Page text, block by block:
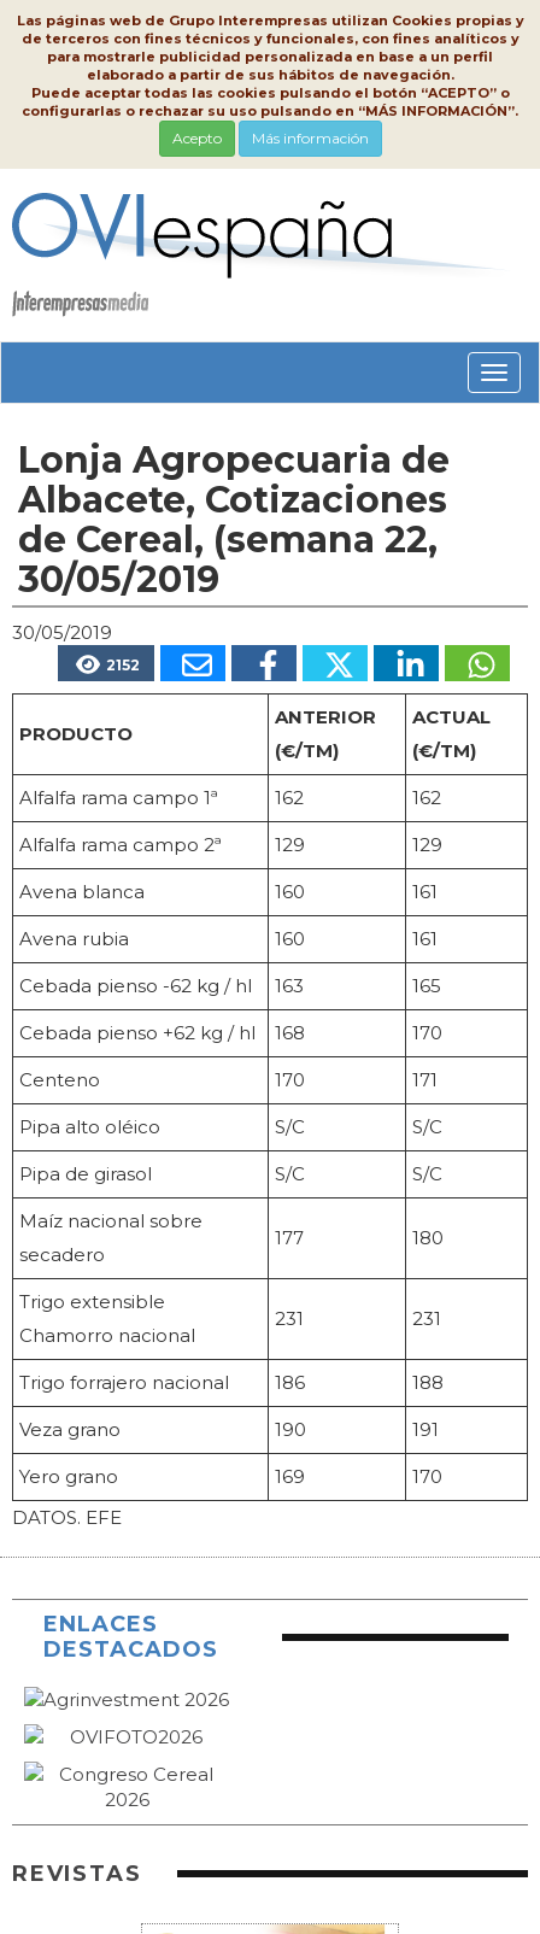
Las páginas web de Grupo Interempresas utilizan Cookies propias y
de terceros con fines técnicos y funcionales, con fines analíticos y
para mostrarle publicidad personalizada en base a un perfil
elaborado a partir de sus hábitos de navegación.
Puede aceptar todas las cookies pulsando el botón “ACEPTO” o
configurarlas o rechazar su uso pulsando en “MÁS INFORMACIÓN”.
Acepto Más información
Lonja Agropecuaria de
Albacete, Cotizaciones
de Cereal, (semana 22,
30/05/2019
30/05/2019
2152
PRODUCTO
ANTERIOR
(€/TM)
ACTUAL
(€/TM)
Alfalfa rama campo 1ª 162 162
Alfalfa rama campo 2ª 129 129
Avena blanca 160 161
Avena rubia 160 161
Cebada pienso -62 kg / hl 163 165
Cebada pienso +62 kg / hl 168 170
Centeno 170 171
Pipa alto oléico S/C S/C
Pipa de girasol S/C S/C
Maíz nacional sobre
secadero
177 180
Trigo extensible
Chamorro nacional
231 231
Trigo forrajero nacional 186 188
Veza grano 190 191
Yero grano 169
170
DATOS. EFE
ENLACES
DESTACADOS
REVISTAS